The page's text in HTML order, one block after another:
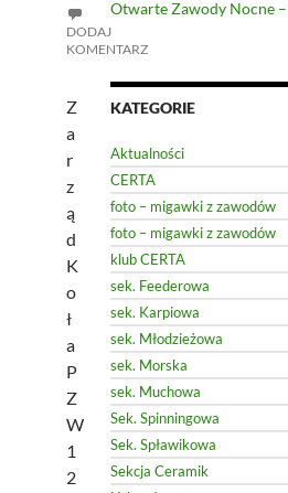
DODAJ
KOMENTARZ
Z
a
r
z
ą
d
K
o
ł
a
P
Z
W
1
2
Otwarte Zawody Nocne
KATEGORIE
Aktualności
CERTA
foto – migawki z zawodów
foto – migawki z zawodów
klub CERTA
sek. Feederowa
sek. Karpiowa
sek. Młodzieżowa
sek. Morska
sek. Muchowa
Sek. Spinningowa
Sek. Spławikowa
Sekcja Ceramik